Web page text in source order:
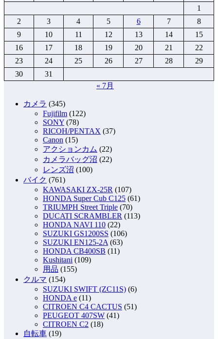
1
2
3 4 5 6 7
8
9
10 11 12 13 14
15
16
17 18 19 20 21
22
23
24 25 26 27 28
29
30
31
« 7月
カメラ (345)
Fujifilm (122)
SONY (78)
RICOH/PENTAX (37)
Canon (15)
アクションカム (22)
カメラバッグ沼 (22)
レンズ沼 (100)
バイク (761)
KAWASAKI ZX-25R (107)
HONDA Super Cub C125 (61)
TRIUMPH Street Triple (70)
DUCATI SCRAMBLER (113)
HONDA NAVI 110 (22)
SUZUKI GS1200SS (106)
SUZUKI EN125-2A (63)
HONDA CB400SB (11)
Kushitani (109)
用品 (155)
クルマ (154)
SUZUKI SWIFT (ZC11S) (6)
HONDA e (11)
CITROEN C4 CACTUS (51)
PEUGEOT 407SW (41)
CITROEN C2 (18)
自転車 (19)